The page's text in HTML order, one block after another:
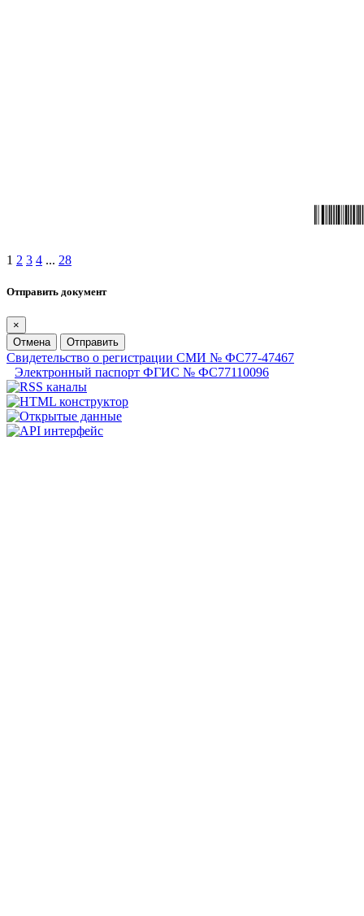
1 2 3 4 ... 28
Отправить документ
×
Отмена
Отправить
Свидетельство о регистрации СМИ № ФС77-47467
Электронный паспорт ФГИС № ФС77110096